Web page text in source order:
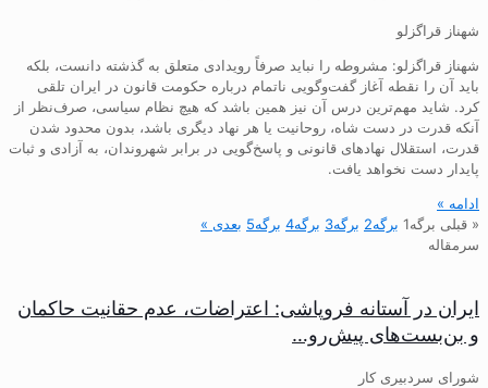
شهناز قراگزلو
شهناز قراگزلو: مشروطه را نباید صرفاً رویدادی متعلق به گذشته دانست، بلکه
باید آن را نقطه آغاز گفت‌وگویی ناتمام درباره حکومت قانون در ایران تلقی
کرد. شاید مهم‌ترین درس آن نیز همین باشد که هیچ نظام سیاسی، صرف‌نظر از
آنکه قدرت در دست شاه، روحانیت یا هر نهاد دیگری باشد، بدون محدود شدن
قدرت، استقلال نهادهای قانونی و پاسخ‌گویی در برابر شهروندان، به آزادی و ثبات
پایدار دست نخواهد یافت.
ادامه »
« قبلی برگه1 برگه2 برگه3 برگه4 برگه5 بعدی »
سرمقاله
ایران در آستانه فروپاشی: اعتراضات، عدم حقانیت حاکمان
و بن‌بست‌های پیش‌رو…
شورای سردبیری کار